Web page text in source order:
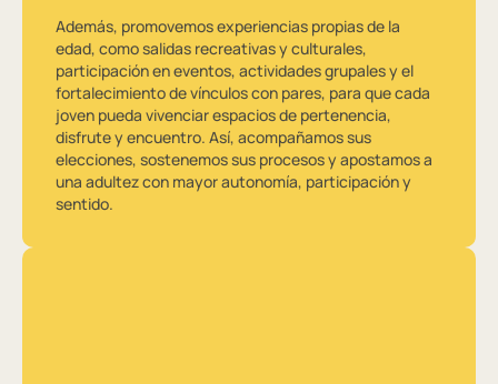
Además, promovemos experiencias propias de la
edad, como salidas recreativas y culturales,
participación en eventos, actividades grupales y el
fortalecimiento de vínculos con pares, para que cada
joven pueda vivenciar espacios de pertenencia,
disfrute y encuentro. Así, acompañamos sus
elecciones, sostenemos sus procesos y apostamos a
una adultez con mayor autonomía, participación y
sentido.